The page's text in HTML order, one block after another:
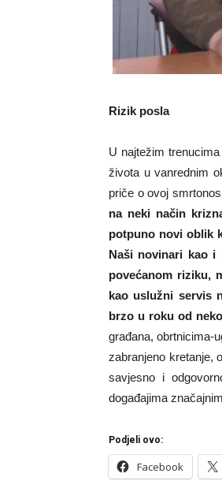
Rizik posla
U najtežim
života u vanrednim
priče o ovoj
na neki način
potpuno novi oblik
Naši novinari kao i
povećanom riziku,
kao uslužni servis
brzo u roku od
građana, obrtnicima-
zabranjeno kretanje,
savjesno i
događajima
Podjeli ovo:
Facebook